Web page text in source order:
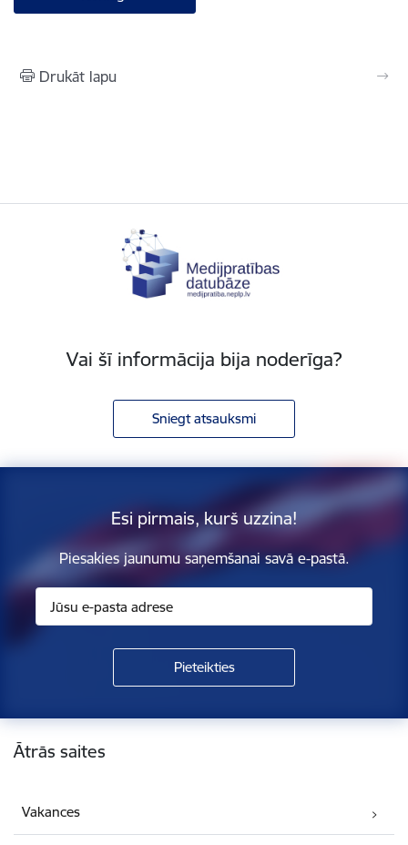
Drukāt lapu
Vai šī informācija bija noderīga?
Sniegt atsauksmi
Esi pirmais, kurš uzzina!
Piesakies jaunumu saņemšanai savā e-pastā.
Kājene
Ātrās saites
Vakances